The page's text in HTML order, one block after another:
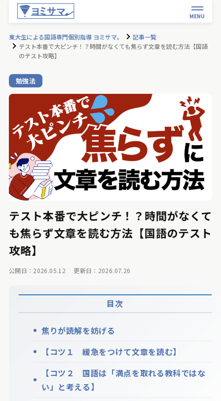
MENU
東大生による国語専門個別指導 ヨミサマ。
記事一覧
テスト本番で大ピンチ！？時間がなくても焦らず文章を読む方法【国語
のテスト攻略】
勉強法
テスト本番で大ピンチ！？時間がなくて
も焦らず文章を読む方法【国語のテスト
攻略】
公開日：2026.05.12 更新日：2026.07.26
目次
焦りが読解を妨げる
【コツ１ 緩急をつけて文章を読む】
【コツ２ 国語は「満点を取れる教科ではな
い」と考える】